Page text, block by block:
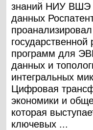
знаний НИУ ВШЭ
данных
государственной
программ для
данных и
интегральных
Цифровая
экономики и
которая
ключевых ...